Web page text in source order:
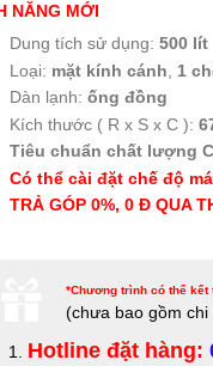
NĂNG MỚI
Dung tích sử dụng: 500 lít
Loại: mặt kính cánh
1
Dàn lạnh: ống đồng
Kích thước ( R x S x C ):
Tiêu chuẩn chất lượng
Có thể cài đặt chế độ
TRẢ GÓP 0%, 0 Đ QUA
*Chương trình có thể
(chưa bao gồm chi
Hotline đặt hàng: